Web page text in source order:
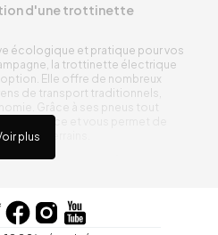
plus
d'une trottinette
écologique et pratique pour vos
la trottinette électrique
Elle offre de nombreux
de transport traditionnels,
Grâce à ses pneus tout
adhérence et vous permet de
de terrains.
terrain ergonomique
à vous soucier de l’état de sa
de pneus résistants qui peuvent